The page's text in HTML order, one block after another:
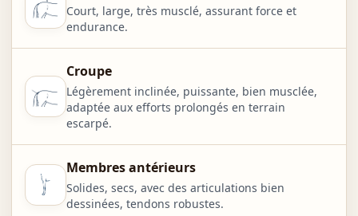
Court, large, très musclé, assurant force et
endurance.
Croupe
Légèrement inclinée, puissante, bien musclée,
adaptée aux efforts prolongés en terrain
escarpé.
Membres antérieurs
Solides, secs, avec des articulations bien
dessinées, tendons robustes.